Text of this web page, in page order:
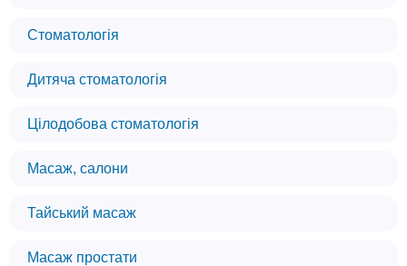
Стоматологія
Дитяча стоматологія
Цілодобова стоматологія
Масаж, салони
Тайський масаж
Масаж простати